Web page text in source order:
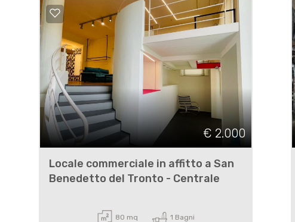
€ 2.000
Locale commerciale in affitto a San
Benedetto del Tronto - Centrale
80 mq 1 Bagni